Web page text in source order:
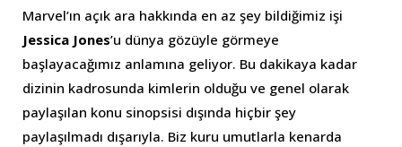
Marvel’ın açık ara hakkında en az şey bildiğimiz işi
Jessica Jones’u dünya gözüyle görmeye
başlayacağımız anlamına geliyor. Bu dakikaya kadar
dizinin kadrosunda kimlerin olduğu ve genel olarak
paylaşılan konu sinopsisi dışında hiçbir şey
paylaşılmadı dışarıyla. Biz kuru umutlarla kenarda